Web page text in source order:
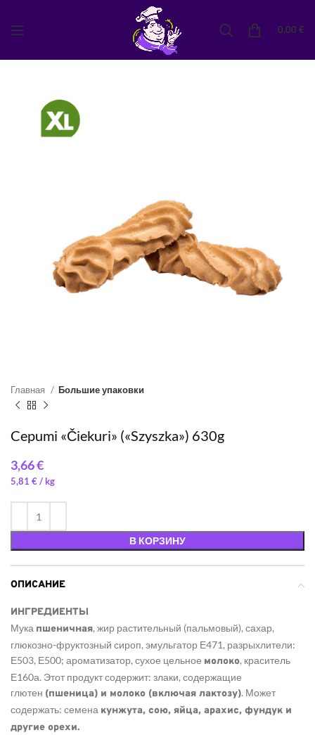
0,00 €
Главная Большие упаковки
Cepumi «Čiekuri» («Szyszka») 630g
€
5,81 €/
В КОРЗИНУ
ОПИСАНИЕ
ИНГРЕДИЕНТЫ
Мука пшеничная, жир растительный (пальмовый), сахар,
глюкозно-фруктозный сироп, эмульгатор Е471, разрыхлители:
Е503, Е500; ароматизатор, сухое цельное молоко, краситель
Е160а. Этот продукт содержит: злаки, содержащие
глютен (пшеница) и молоко (включая лактозу). Может
содержать: семена кунжута, сою, яйца, арахис, фундук и
другие орехи.